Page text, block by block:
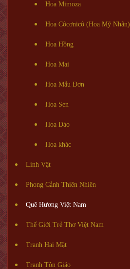
Hoa Mimoza
Hoa Côcơnicô (Hoa Mỹ Nhân)
Hoa Hồng
Hoa Mai
Hoa Mẫu Đơn
Hoa Sen
Hoa Đào
Hoa khác
Linh Vật
Phong Cảnh Thiên Nhiên
Quê Hương Việt Nam
Thế Giới Trẻ Thơ Việt Nam
Tranh Hai Mặt
Tranh Tôn Giáo